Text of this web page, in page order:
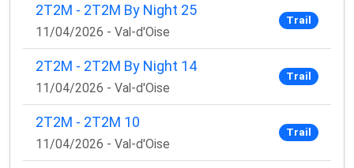
2T2M - 2T2M By Night 25
11/04/2026 - Val-d'Oise
Trail
2T2M - 2T2M By Night 14
11/04/2026 - Val-d'Oise
Trail
2T2M - 2T2M 10
11/04/2026 - Val-d'Oise
Trail